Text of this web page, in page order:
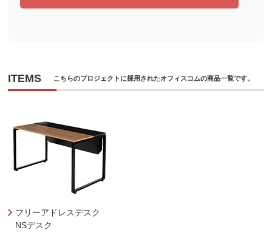
ITEMS こちらのプロジェクトに採用されたオフィスコムの商品一覧です。
フリーアドレスデスク
NSデスク